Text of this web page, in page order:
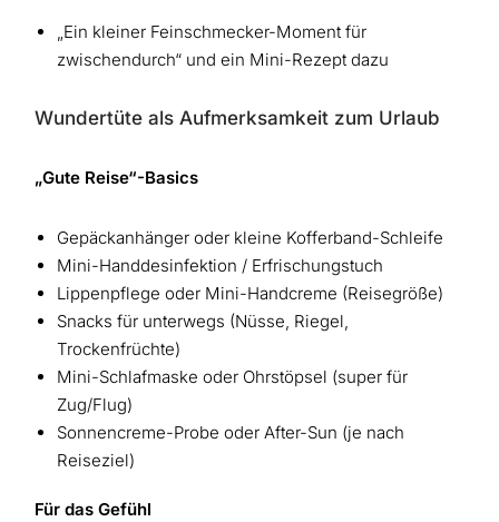
„Ein kleiner Feinschmecker-Moment für
zwischendurch“ und ein Mini-Rezept dazu
Wundertüte als Aufmerksamkeit zum Urlaub
„Gute Reise“-Basics
Gepäckanhänger oder kleine Kofferband-Schleife
Mini-Handdesinfektion / Erfrischungstuch
Lippenpflege oder Mini-Handcreme (Reisegröße)
Snacks für unterwegs (Nüsse, Riegel,
Trockenfrüchte)
Mini-Schlafmaske oder Ohrstöpsel (super für
Zug/Flug)
Sonnencreme-Probe oder After-Sun (je nach
Reiseziel)
Für das Gefühl